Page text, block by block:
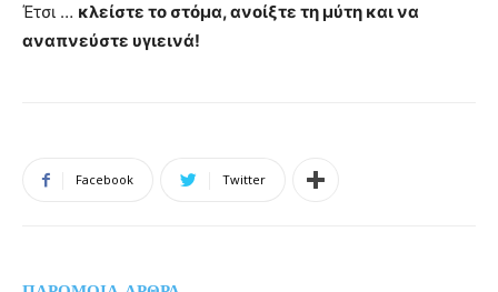
Έτσι … κλείστε το στόμα, ανοίξτε τη μύτη και να
αναπνεύστε υγιεινά!
Facebook Twitter